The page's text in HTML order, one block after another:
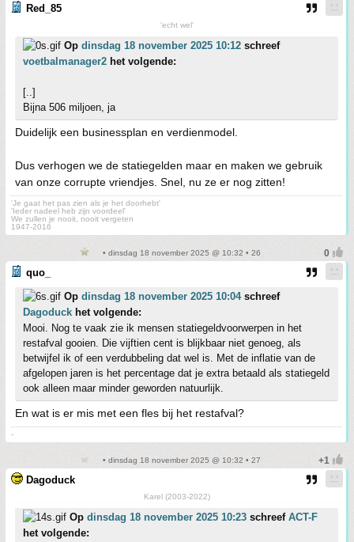
Red_85
'echt wel'
Op dinsdag 18 november 2025 10:12 schreef
voetbalmanager2 het volgende:
[..]
Bijna 506 miljoen, ja
Duidelijk een businessplan en verdienmodel.
Dus verhogen we de statiegelden maar en maken we gebruik
van onze corrupte vriendjes. Snel, nu ze er nog zitten!
'Je gaat het pas zien als je het doorhebt'
'Ieder nadeel heb zijn voordeel'
We zullen je nooit, nooit vergeten
1947-2016
• dinsdag 18 november 2025 @ 10:32 • 26
quo_
Op dinsdag 18 november 2025 10:04schreef
Dagoduck het volgende:
Mooi. Nog te vaak zie ik mensen statiegeldvoorwerpen in het
restafval gooien. Die vijftien cent is blijkbaar niet genoeg, als
betwijfel ik of een verdubbeling dat wel is. Met de inflatie van de
afgelopen jaren is het percentage dat je extra betaald als statiegeld
ook alleen maar minder geworden natuurlijk.
En wat is er mis met een fles bij het restafval?
-
• dinsdag 18 november 2025 @ 10:32 • 27
Dagoduck
Karel (2003-2022)
Op dinsdag 18 november 2025 10:23 schreef ACT-F
het volgende: